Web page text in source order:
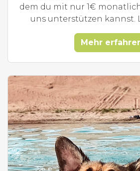
dem du mit nur 1€
uns unterstützen kannst.
Mehr